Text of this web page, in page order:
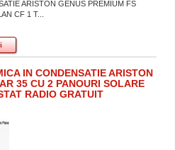
ARISTON GENUS PREMIUM FS
CF 1 T...
IN CONDENSATIE ARISTON
35 CU 2 PANOURI SOLARE
RADIO GRATUIT